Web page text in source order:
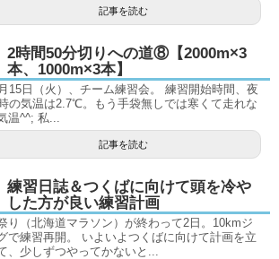
記事を読む
2時間50分切りへの道⑧【2000m×3
本、1000m×3本】
15日（火）、チーム練習会。 練習開始時間、夜
の気温は2.7℃。もう手袋無しでは寒くて走れな
温^^; 私...
記事を読む
練習日誌＆つくばに向けて頭を冷や
した方が良い練習計画
り（北海道マラソン）が終わって2日。10kmジ
で練習再開。 いよいよつくばに向けて計画を立
、少しずつやってかないと...